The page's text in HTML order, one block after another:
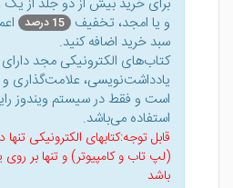
و یا امجد، تخفیف 15 درصد
سبد خرید اضافه کنید.
کتاب‌های الکترونیکی مجد دارای
یادداشت‌نویسی، علامت‌گذاری
است و فقط در سیستم ویندوز
استفاده می‌باشد.
قابل توجه:کتابهای الکترونیکی
(لپ تاب و کامپیوتر) و تنها بر
باشد